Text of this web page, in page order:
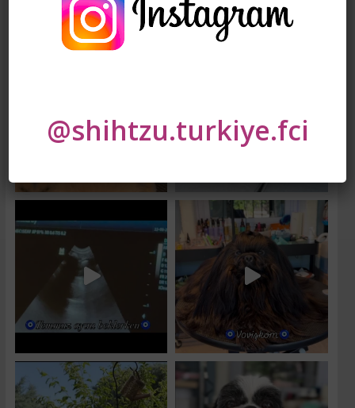
@shihtzu.turkiye.fci